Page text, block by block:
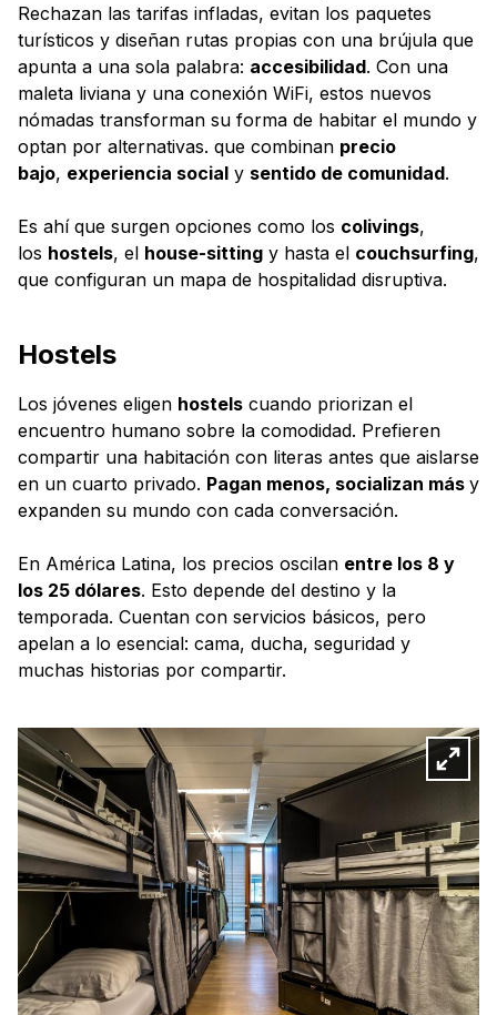
Rechazan las tarifas infladas, evitan los paquetes
turísticos y diseñan rutas propias con una brújula que
apunta a una sola palabra: accesibilidad. Con una
maleta liviana y una conexión WiFi, estos nuevos
nómadas transforman su forma de habitar el mundo y
optan por alternativas. que combinan precio
bajo, experiencia social y sentido de comunidad.
Es ahí que surgen opciones como los colivings,
los hostels, el house-sitting y hasta el couchsurfing,
que configuran un mapa de hospitalidad disruptiva.
Hostels
Los jóvenes eligen hostels cuando priorizan el
encuentro humano sobre la comodidad. Prefieren
compartir una habitación con literas antes que aislarse
en un cuarto privado. Pagan menos, socializan más y
expanden su mundo con cada conversación.
En América Latina, los precios oscilan entre los 8 y
los 25 dólares. Esto depende del destino y la
temporada. Cuentan con servicios básicos, pero
apelan a lo esencial: cama, ducha, seguridad y
muchas historias por compartir.